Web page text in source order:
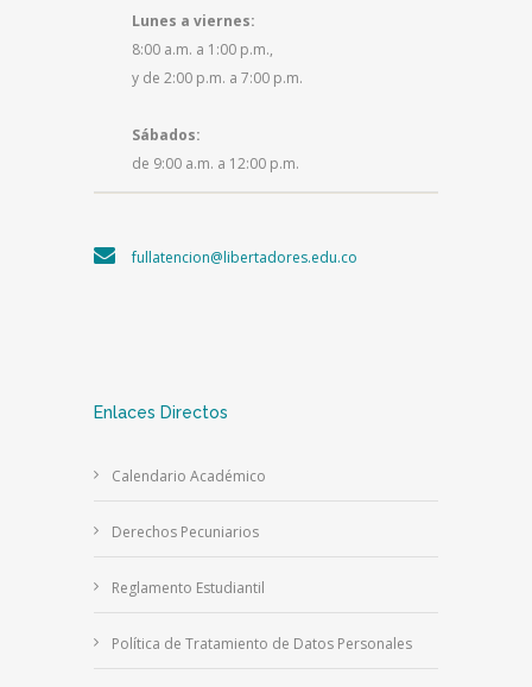
Lunes a viernes:
8:00 a.m. a 1:00 p.m.,
y de 2:00 p.m. a 7:00 p.m.
Sábados:
de 9:00 a.m. a 12:00 p.m.
fullatencion@libertadores.edu.co
Enlaces Directos
Calendario Académico
Derechos Pecuniarios
Reglamento Estudiantil
Política de Tratamiento de Datos Personales